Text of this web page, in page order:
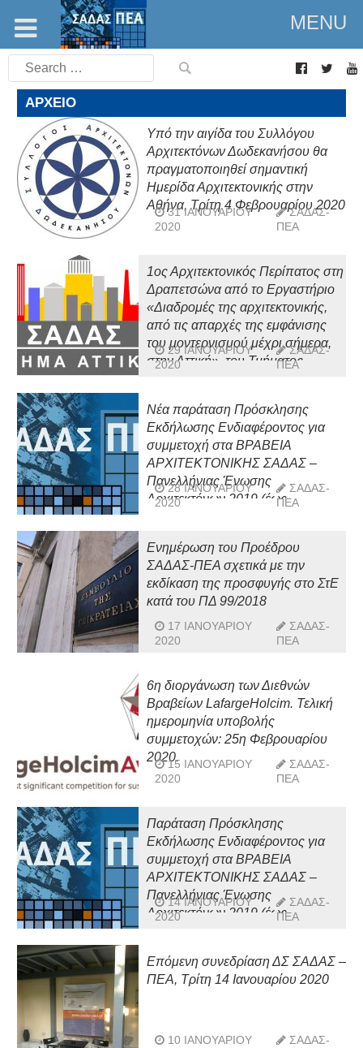
MENU
Search
for:
ΑΡΧΕΊΟ
Υπό την αιγίδα του Συλλόγου
Αρχιτεκτόνων Δωδεκανήσου θα
πραγματοποιηθεί σημαντική
Ημερίδα Αρχιτεκτονικής στην
Αθήνα, Τρίτη 4 Φεβρουαρίου 2020
31 ΙΑΝΟΥΑΡΊΟΥ
2020
ΣΑΔΑΣ-
ΠΕΑ
1ος Αρχιτεκτονικός Περίπατος στη
Δραπετσώνα από το Εργαστήριο
«Διαδρομές της αρχιτεκτονικής,
από τις απαρχές της εμφάνισης
του μοντερνισμού μέχρι σήμερα,
στην Αττική», του Τμήματος
29 ΙΑΝΟΥΑΡΊΟΥ
2020
ΣΑΔΑΣ-
ΠΕΑ
Νέα παράταση Πρόσκλησης
Εκδήλωσης Ενδιαφέροντος για
συμμετοχή στα ΒΡΑΒΕΙΑ
ΑΡΧΙΤΕΚΤΟΝΙΚΗΣ ΣΑΔΑΣ –
Πανελλήνιας Ένωσης
Αρχιτεκτόνων 2019 (έως
28 ΙΑΝΟΥΑΡΊΟΥ
2020
ΣΑΔΑΣ-
ΠΕΑ
Ενημέρωση του Προέδρου
ΣΑΔΑΣ-ΠΕΑ σχετικά με την
εκδίκαση της προσφυγής στο ΣτΕ
κατά του ΠΔ 99/2018
17 ΙΑΝΟΥΑΡΊΟΥ
2020
ΣΑΔΑΣ-
ΠΕΑ
6η διοργάνωση των Διεθνών
Βραβείων LafargeHolcim. Τελική
ημερομηνία υποβολής
συμμετοχών: 25η Φεβρουαρίου
2020.
15 ΙΑΝΟΥΑΡΊΟΥ
2020
ΣΑΔΑΣ-
ΠΕΑ
Παράταση Πρόσκλησης
Εκδήλωσης Ενδιαφέροντος για
συμμετοχή στα ΒΡΑΒΕΙΑ
ΑΡΧΙΤΕΚΤΟΝΙΚΗΣ ΣΑΔΑΣ –
Πανελλήνιας Ένωσης
Αρχιτεκτόνων 2019 (έως
14 ΙΑΝΟΥΑΡΊΟΥ
2020
ΣΑΔΑΣ-
ΠΕΑ
Επόμενη συνεδρίαση ΔΣ ΣΑΔΑΣ –
ΠΕΑ, Τρίτη 14 Ιανουαρίου 2020
10 ΙΑΝΟΥΑΡΊΟΥ
ΣΑΔΑΣ-